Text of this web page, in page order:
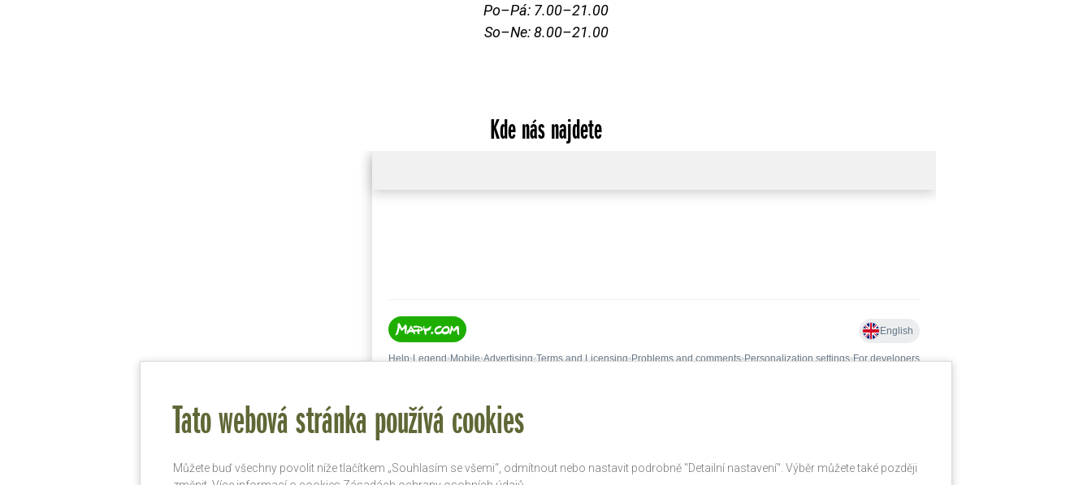
Po–Pá: 7.00–21.00
So–Ne: 8.00–21.00
Kde nás najdete
Tato webová stránka používá cookies
Můžete buď všechny povolit níže tlačítkem „Souhlasím se všemi“, odmítnout nebo nastavit podrobně "Detailní nastavení". Výběr můžete také později